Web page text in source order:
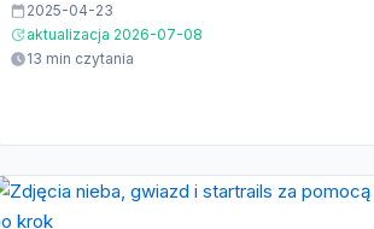
2025-04-23
aktualizacja 2026-07-08
13 min czytania